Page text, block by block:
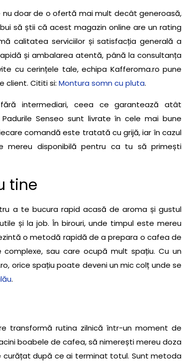
doar de o ofertă mai mult decât generoasă,
să știi că acest magazin online are un rating
calitatea serviciilor și satisfacția generală a
și ambalarea atentă, până la consultanța
cu cerințele tale, echipa Kafferoma.ro pune
client. Cititi si: Montura somn cu pluta.
intermediari, ceea ce garantează atât
Senseo sunt livrate în cele mai bune
comandă este tratată cu grijă, iar în cazul
mereu disponibilă pentru ca tu să primești
tine
a te bucura rapid acasă de aroma și gustul
și la job. În birouri, unde timpul este mereu
o metodă rapidă de a prepara o cafea de
sau care ocupă mult spațiu. Cu un
orice spațiu poate deveni un mic colț unde se
.
transformă rutina zilnică într-un moment de
boabele de cafea, să nimerești mereu doza
după ce ai terminat totul. Sunt metoda